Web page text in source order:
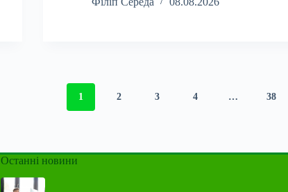
1 2 3 4 … 38
Останні новини